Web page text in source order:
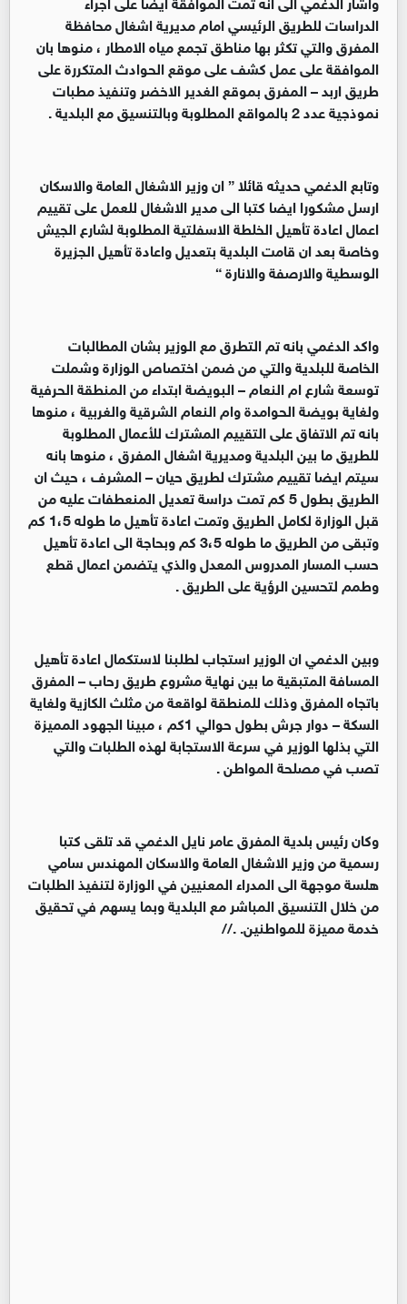
الدراسات للطريق الرئيسي امام مديرية اشغال محافظة
المفرق والتي تكثر بها مناطق تجمع مياه الامطار ، منوها بان
الموافقة على عمل كشف على موقع الحوادث المتكررة على
طريق اربد – المفرق بموقع الغدير الاخضر وتنفيذ مطبات
نموذجية عدد 2 بالمواقع المطلوبة وبالتنسيق مع البلدية .
وتابع الدغمي حديثه قائلا ” ان وزير الاشغال العامة والاسكان
ارسل مشكورا ايضا كتبا الى مدير الاشغال للعمل على تقييم
اعمال اعادة تأهيل الخلطة الاسفلتية المطلوبة لشارع الجيش
وخاصة بعد ان قامت البلدية بتعديل واعادة تأهيل الجزيرة
الوسطية والارصفة والانارة “
واكد الدغمي بانه تم التطرق مع الوزير بشان المطالبات
الخاصة للبلدية والتي من ضمن اختصاص الوزارة وشملت
توسعة شارع ام النعام – البويضة ابتداء من المنطقة الحرفية
ولغاية بويضة الحوامدة وام النعام الشرقية والغربية ، منوها
بانه تم الاتفاق على التقييم المشترك للأعمال المطلوبة
للطريق ما بين البلدية ومديرية اشغال المفرق ، منوها بانه
سيتم ايضا تقييم مشترك لطريق حيان – المشرف ، حيث ان
الطريق بطول 5 كم تمت دراسة تعديل المنعطفات عليه من
قبل الوزارة لكامل الطريق وتمت اعادة تأهيل ما طوله 1،5 كم
وتبقى من الطريق ما طوله 3،5 كم وبحاجة الى اعادة تأهيل
حسب المسار المدروس المعدل والذي يتضمن اعمال قطع
وطمم لتحسين الرؤية على الطريق .
وبين الدغمي ان الوزير استجاب لطلبنا لاستكمال اعادة تأهيل
المسافة المتبقية ما بين نهاية مشروع طريق رحاب – المفرق
باتجاه المفرق وذلك للمنطقة لواقعة من مثلث الكازية ولغاية
السكة – دوار جرش بطول حوالي 1كم ، مبينا الجهود المميزة
التي بذلها الوزير في سرعة الاستجابة لهذه الطلبات والتي
تصب في مصلحة المواطن .
وكان رئيس بلدية المفرق عامر نايل الدغمي قد تلقى كتبا
رسمية من وزير الاشغال العامة والاسكان المهندس سامي
هلسة موجهة الى المدراء المعنيين في الوزارة لتنفيذ الطلبات
من خلال التنسيق المباشر مع البلدية وبما يسهم في تحقيق
خدمة مميزة للمواطنين. .//